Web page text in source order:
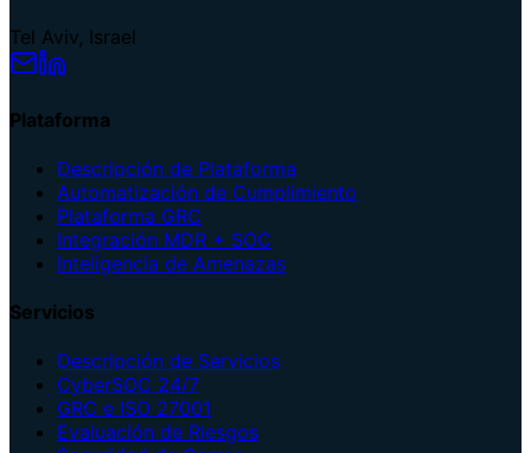
Tel Aviv, Israel
Plataforma
Descripción de Plataforma
Automatización de Cumplimiento
Plataforma GRC
Integración MDR + SOC
Inteligencia de Amenazas
Servicios
Descripción de Servicios
CyberSOC 24/7
GRC e ISO 27001
Evaluación de Riesgos